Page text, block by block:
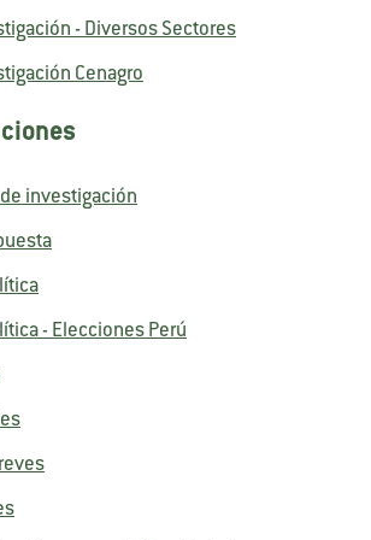
- Diversos Sectores
Cenagro
investigación
- Elecciones Perú